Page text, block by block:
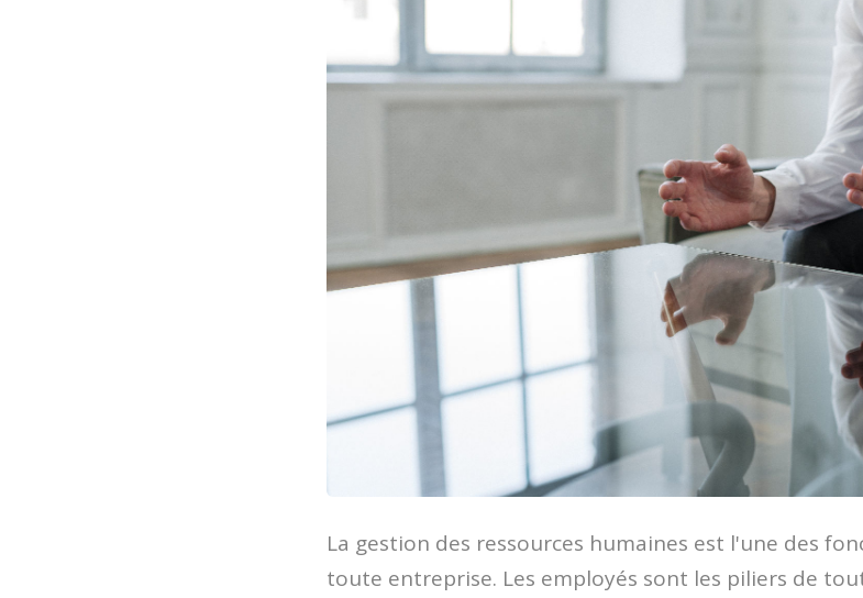
La gestion des ressources humaines est l'une des
toute entreprise. Les employés sont les piliers de